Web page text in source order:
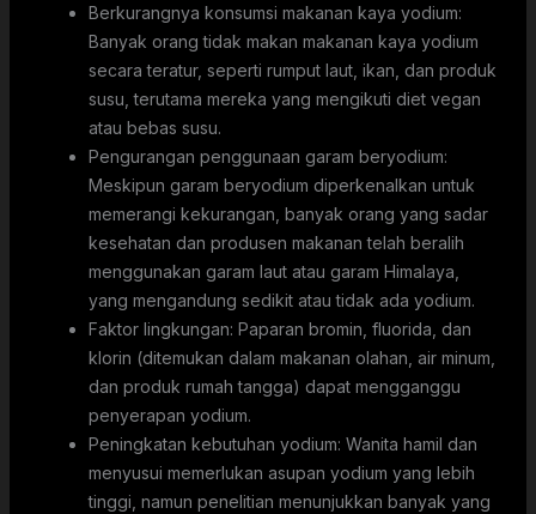
Berkurangnya konsumsi makanan kaya yodium:
Banyak orang tidak makan makanan kaya yodium
secara teratur, seperti rumput laut, ikan, dan produk
susu, terutama mereka yang mengikuti diet vegan
atau bebas susu.
Pengurangan penggunaan garam beryodium:
Meskipun garam beryodium diperkenalkan untuk
memerangi kekurangan, banyak orang yang sadar
kesehatan dan produsen makanan telah beralih
menggunakan garam laut atau garam Himalaya,
yang mengandung sedikit atau tidak ada yodium.
Faktor lingkungan: Paparan bromin, fluorida, dan
klorin (ditemukan dalam makanan olahan, air minum,
dan produk rumah tangga) dapat mengganggu
penyerapan yodium.
Peningkatan kebutuhan yodium: Wanita hamil dan
menyusui memerlukan asupan yodium yang lebih
tinggi, namun penelitian menunjukkan banyak yang